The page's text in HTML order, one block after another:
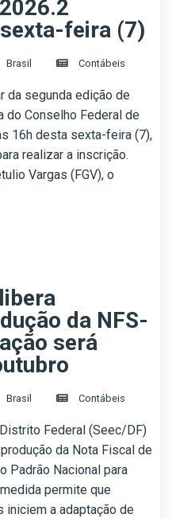
feira (7)
Brasil Contábeis
da segunda edição de
do Conselho Federal de
16h desta sexta-feira (7),
realizar a inscrição.
Vargas (FGV), o
da NFS-
será
Brasil Contábeis
Federal (Seec/DF)
da Nota Fiscal de
Padrão Nacional para
permite que
a adaptação de